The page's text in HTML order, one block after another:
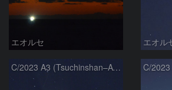
エオルセ エオル
C/2023 A3 (Tsuchinshan–ATLAS)